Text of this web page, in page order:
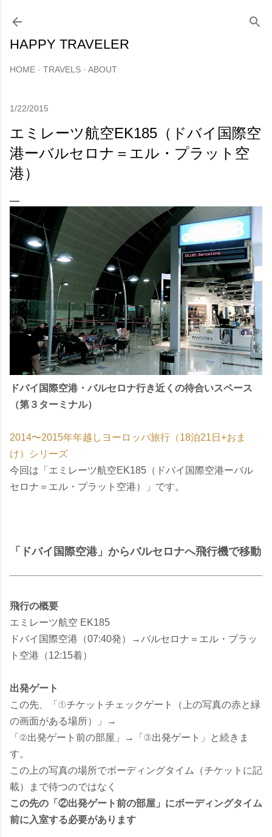
HAPPY TRAVELER
HOME TRAVELS ABOUT
1/22/2015
エミレーツ航空EK185（ドバイ国際空
港ーバルセロナ＝エル・プラット空
港）
ドバイ国際空港・バルセロナ行き近くの待合いスペース
（第３ターミナル）
2014〜2015年年越しヨーロッパ旅行（18泊21日+おま
け）シリーズ
今回は「エミレーツ航空EK185（ドバイ国際空港ーバル
セロナ＝エル・プラット空港）」です。
「ドバイ国際空港」からバルセロナへ飛行機で移動
飛行の概要
エミレーツ航空 EK185
ドバイ国際空港（07:40発）→バルセロナ＝エル・プラッ
ト空港（12:15着）
出発ゲート
この先、「①チケットチェックゲート（上の写真の赤と緑
の画面がある場所）」→
「②出発ゲート前の部屋」→「③出発ゲート」と続きま
す。
この上の写真の場所でボーディングタイム（チケットに記
載）まで待つのではなく
この先の「②出発ゲート前の部屋」にボーディングタイム
前に入室する必要があります